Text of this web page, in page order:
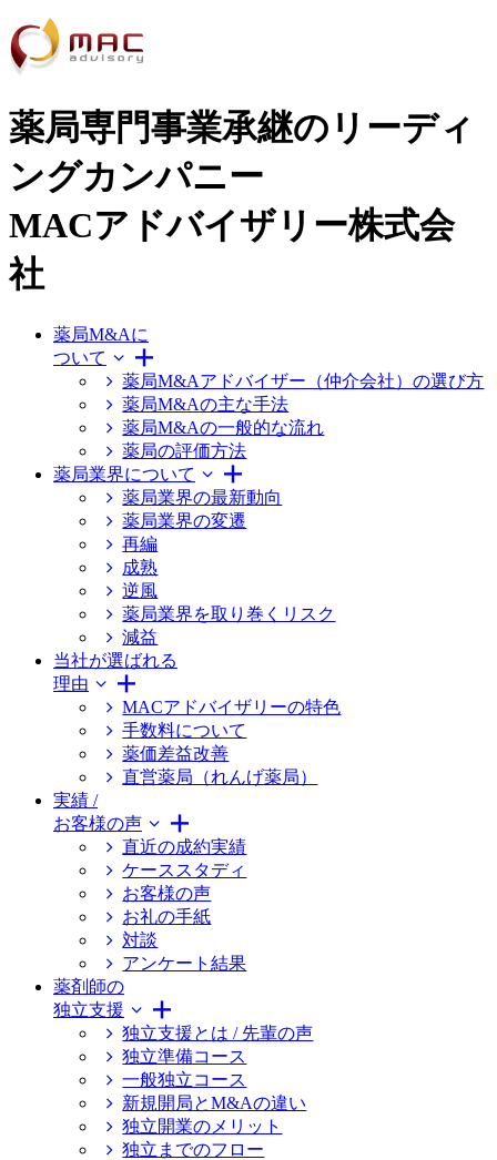
薬局専門事業承継のリーディ
ングカンパニー
MACアドバイザリー株式会
社
薬局M&Aに
ついて
薬局M&Aアドバイザー（仲介会社）の選び方
薬局M&Aの主な手法
薬局M&Aの一般的な流れ
薬局の評価方法
薬局業界について
薬局業界の最新動向
薬局業界の変遷
再編
成熟
逆風
薬局業界を取り巻くリスク
減益
当社が選ばれる
理由
MACアドバイザリーの特色
手数料について
薬価差益改善
直営薬局（れんげ薬局）
実績 /
お客様の声
直近の成約実績
ケーススタディ
お客様の声
お礼の手紙
対談
アンケート結果
薬剤師の
独立支援
独立支援とは / 先輩の声
独立準備コース
一般独立コース
新規開局とM&Aの違い
独立開業のメリット
独立までのフロー